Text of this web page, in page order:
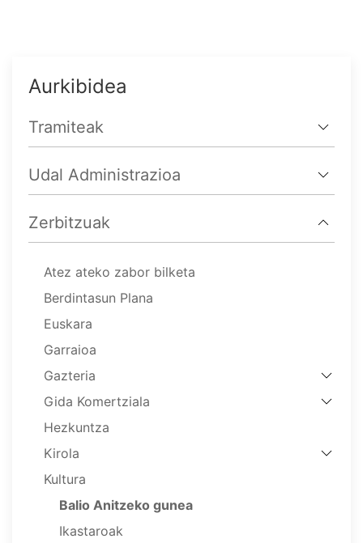
Aurkibidea
Tramiteak
Udal Administrazioa
Zerbitzuak
Atez ateko zabor bilketa
Berdintasun Plana
Euskara
Garraioa
Gazteria
Gida Komertziala
Hezkuntza
Kirola
Kultura
Balio Anitzeko gunea
Ikastaroak